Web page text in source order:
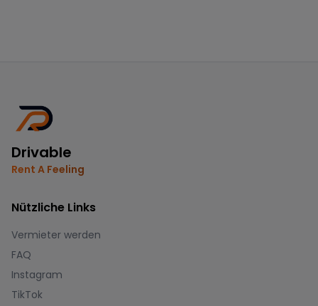
Drivable
Rent A Feeling
Nützliche Links
Vermieter werden
FAQ
Instagram
TikTok